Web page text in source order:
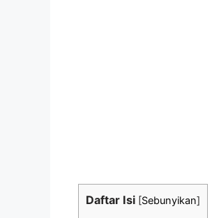
Daftar Isi [Sebunyikan]